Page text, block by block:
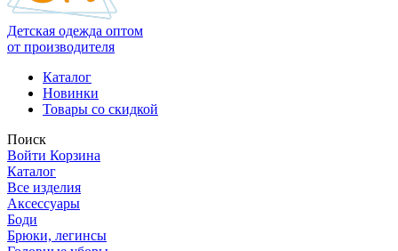
Детская одежда оптом
от производителя
Каталог
Новинки
Товары со скидкой
Поиск
Войти Корзина
Каталог
Все изделия
Аксесcуары
Боди
Брюки, легинсы